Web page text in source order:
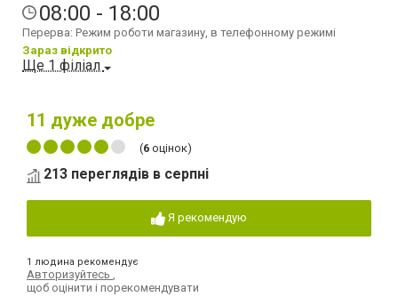
08:00 - 18:00
Перерва: Режим роботи магазину, в телефонному режимі
Зараз відкрито
Ще 1 філіал
11 дуже добре
(6 оцінок)
213 переглядів в серпні
Я рекомендую
1 людина рекомендує
Авторизуйтесь
щоб оцінити і порекомендувати